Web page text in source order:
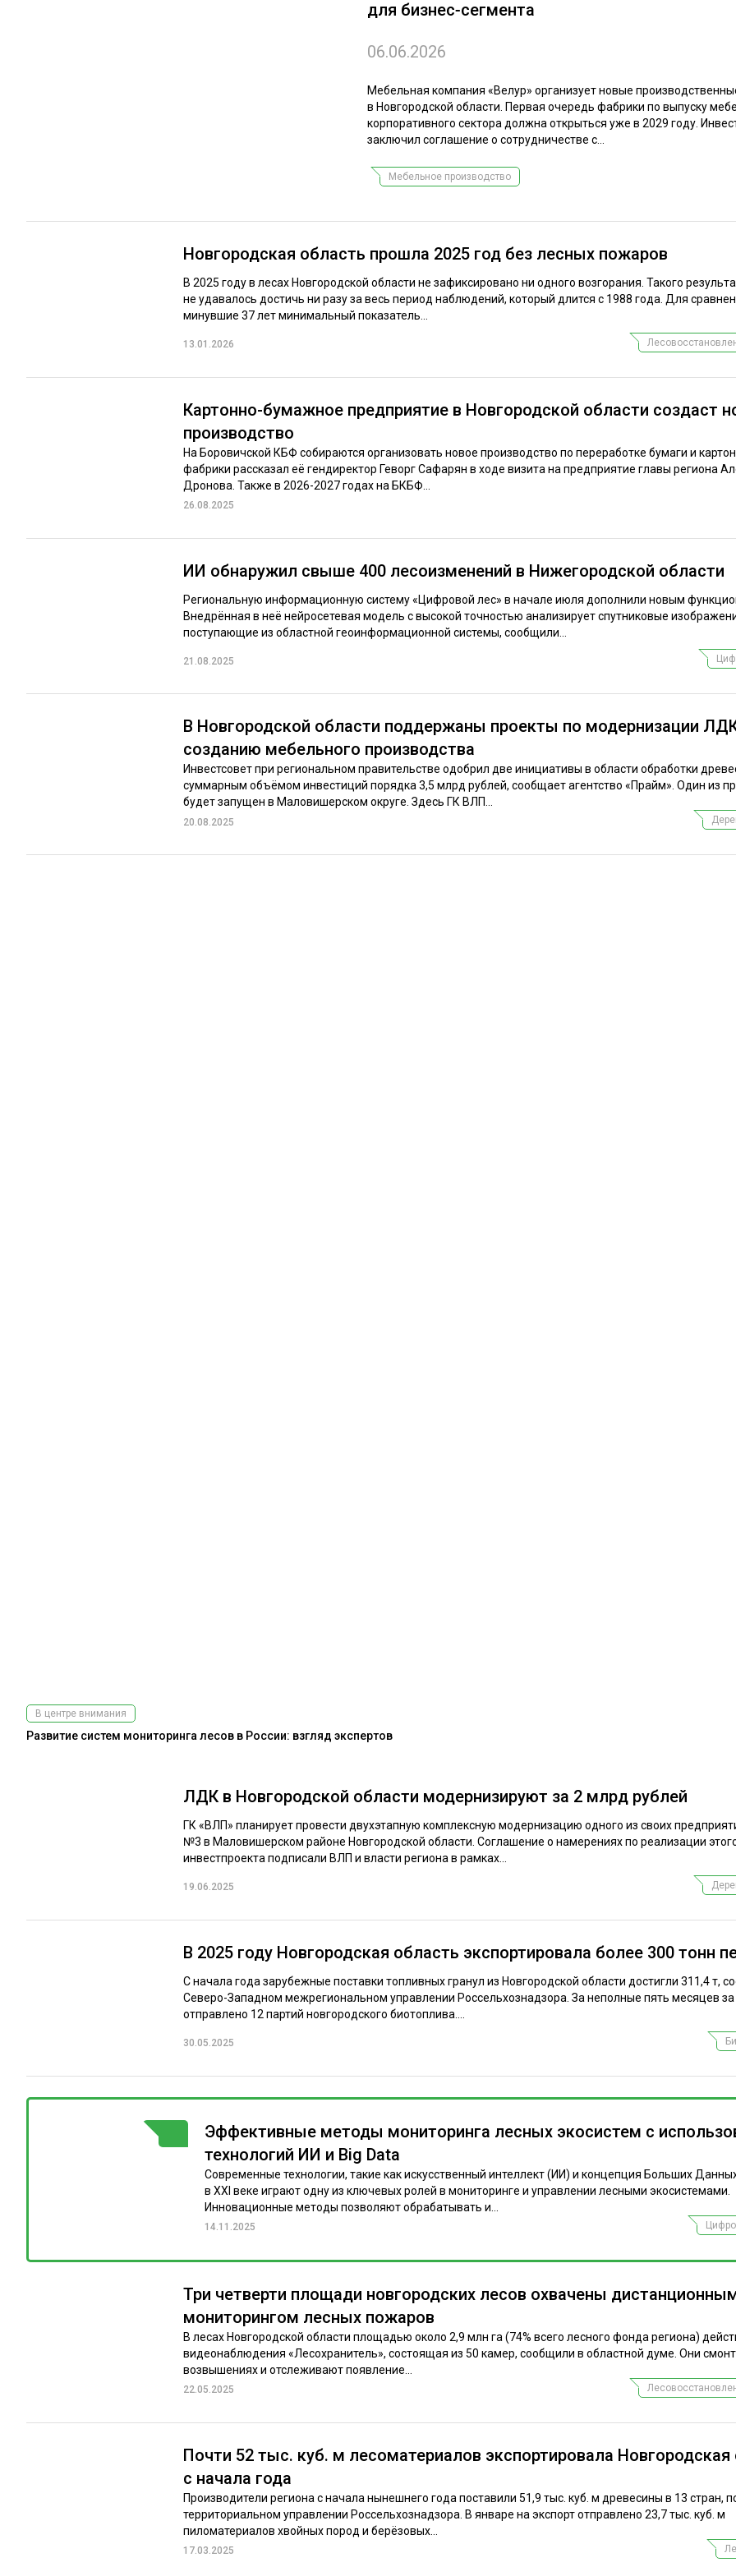
СУШКА ДРЕВЕСИНЫдля бизнес‑сегмента
06.06.2026
Мебельная компания «Велур» организует новые
в Новгородской области. Первая очередь фабрики по выпуску
корпоративного сектора должна открыться уже в 2029 году.
заключил соглашение о сотрудничестве с...
Мебельное производство
Новгородская область прошла 2025 год без лесных пожаров
В 2025 году в лесах Новгородской области не зафиксировано ни одного возгорания. Такого
не удавалось достичь ни разу за весь период наблюдений, который длится с 1988 года. Для
минувшие 37 лет минимальный показатель...
13.01.2026
Картонно-бумажное предприятие в Новгородской области создаст
производство
На Боровичской КБФ собираются организовать новое производство по переработке бумаги и
фабрики рассказал её гендиректор Геворг Сафарян в ходе визита на предприятие главы региона
Дронова. Также в 2026-2027 годах на БКБФ...
26.08.2025
ИИ обнаружил свыше 400 лесоизменений в Нижегородской области
Региональную информационную систему «Цифровой лес» в начале июля дополнили новым
Внедрённая в неё нейросетевая модель с высокой точностью анализирует спутниковые
поступающие из областной геоинформационной системы, сообщили...
21.08.2025
В Новгородской области поддержаны проекты по модернизации
созданию мебельного производства
Инвестсовет при региональном правительстве одобрил две инициативы в области обработки
суммарным объёмом инвестиций порядка 3,5 млрд рублей, сообщает агентство «Прайм». Один из
будет запущен в Маловишерском округе. Здесь ГК ВЛП...
20.08.2025
ЛДК в Новгородской области модернизируют за 2 млрд рублей
ГК «ВЛП» планирует провести двухэтапную комплексную модернизацию одного из своих
№3 в Маловишерском районе Новгородской области. Соглашение о намерениях по реализации
инвестпроекта подписали ВЛП и власти региона в рамках...
19.06.2025
В 2025 году Новгородская область экспортировала более 300 тонн
С начала года зарубежные поставки топливных гранул из Новгородской области достигли 311,4 т,
Северо-Западном межрегиональном управлении Россельхознадзора. За неполные пять месяцев
отправлено 12 партий новгородского биотоплива....
30.05.2025
Три четверти площади новгородских лесов охвачены
мониторингом лесных пожаров
В лесах Новгородской области площадью около 2,9 млн га (74% всего лесного фонда региона)
видеонаблюдения «Лесохранитель», состоящая из 50 камер, сообщили в областной думе. Они
возвышениях и отслеживают появление...
22.05.2025
Почти 52 тыс. куб. м лесоматериалов экспортировала Новгородская
с начала года
Производители региона с начала нынешнего года поставили 51,9 тыс. куб. м древесины в 13 стран,
территориальном управлении Россельхознадзора. В январе на экспорт отправлено 23,7 тыс. куб. м
пиломатериалов хвойных пород и берёзовых...
17.03.2025
ГОРЯЧАЯ ТЕМА
Эффективные методы мониторинга лесных экосистем с
технологий ИИ и Big Data
Современные технологии, такие как искусственный интеллект (ИИ) и концепция Больших
в XXI веке играют одну из ключевых ролей в мониторинге и управлении лесными экосистемами.
Инновационные методы позволяют обрабатывать и...
14.11.2025
В центре внимания
Развитие систем мониторинга лесов в России: взгляд экспертов